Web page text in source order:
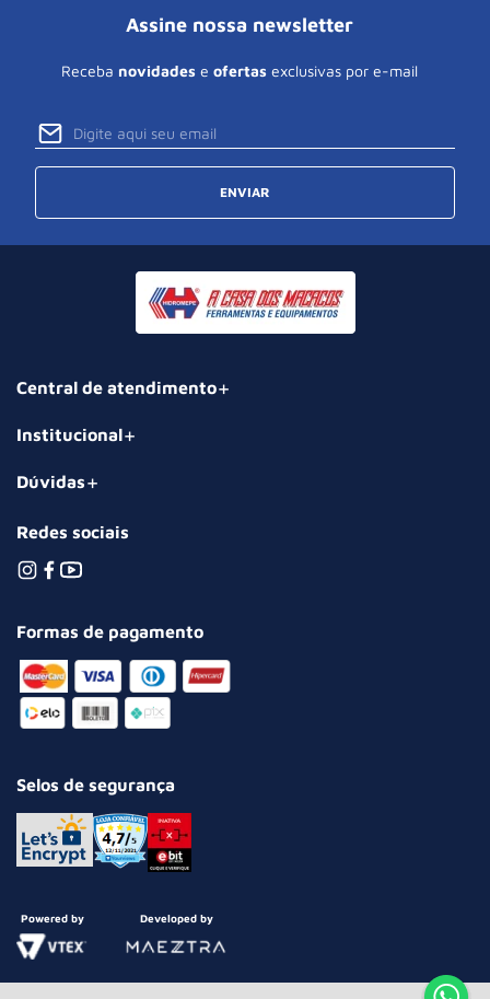
Assine nossa newsletter
Receba novidades e ofertas exclusivas por e-mail
ENVIAR
Central de atendimento
Institucional
Dúvidas
Redes sociais
Formas de pagamento
Selos de segurança
Powered by Developed by